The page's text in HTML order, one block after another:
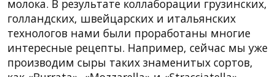
молока. В результате коллаборации грузинских,
голландских, швейцарских и итальянских
технологов нами были проработаны многие
интересные рецепты. Например, сейчас мы уже
производим сыры таких знаменитых сортов,